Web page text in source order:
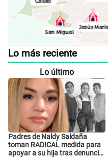
Lo más reciente
Lo último
Padres de Naldy Saldaña
toman RADICAL medida para
apoyar a su hija tras denuncia